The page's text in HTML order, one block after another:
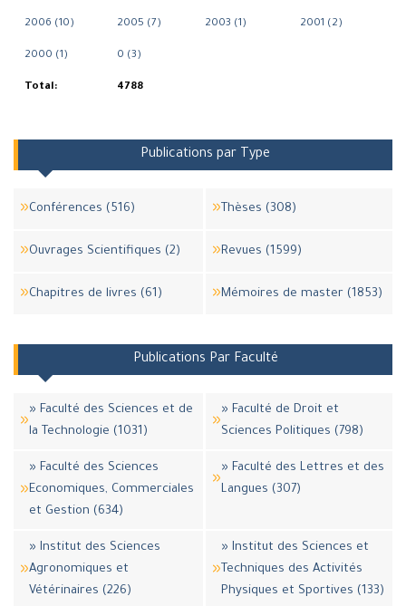
2006 (10) 2005 (7) 2003 (1) 2001 (2)
2000 (1) 0 (3)
Total: 4788
Publications par Type
Conférences (516) Thèses (308)
Ouvrages Scientifiques (2) Revues (1599)
Chapitres de livres (61) Mémoires de master (1853)
Publications Par Faculté
» Faculté des Sciences et de
la Technologie (1031)
» Faculté de Droit et
Sciences Politiques (798)
» Faculté des Sciences
Economiques, Commerciales
et Gestion (634)
» Faculté des Lettres et des
Langues (307)
» Institut des Sciences
Agronomiques et
Vétérinaires (226)
» Institut des Sciences et
Techniques des Activités
Physiques et Sportives (133)